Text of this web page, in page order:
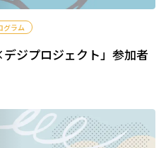
グラム
ジプロジェクト」参加者